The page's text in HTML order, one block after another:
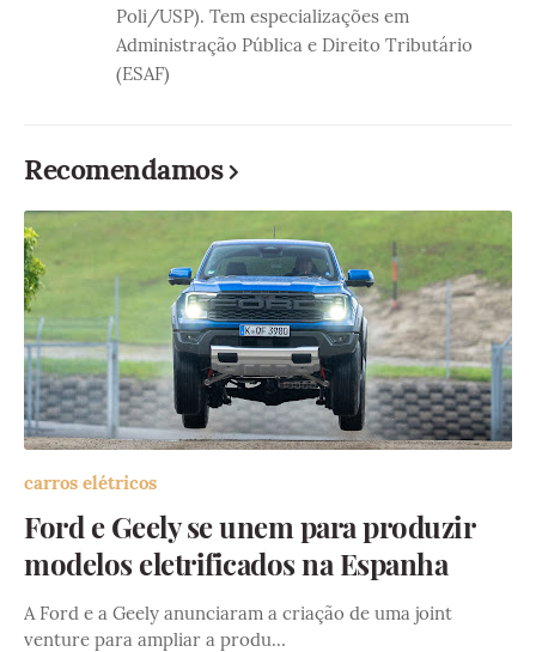
Poli/USP). Tem especializações em
Administração Pública e Direito Tributário
(ESAF)
Recomendamos
carros elétricos
Ford e Geely se unem para produzir
modelos eletrificados na Espanha
A Ford e a Geely anunciaram a criação de uma joint
venture para ampliar a produ…